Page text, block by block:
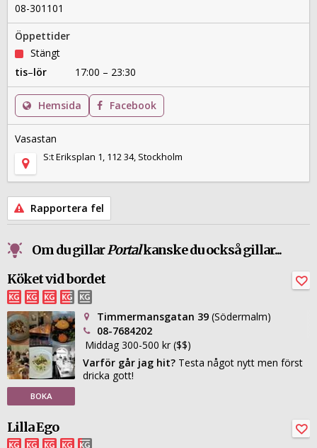
08-301101
Öppettider
Stängt
tis–lör 17:00 – 23:30
Hemsida Facebook
Vasastan
S:t Eriksplan 1, 112 34, Stockholm
Rapportera fel
Om du gillarPortalkanske du också gillar...
Köket vid bordet
BOKA
Timmermansgatan 39 (Södermalm)
08-7684202
Middag 300-500 kr ($$)
Varför går jag hit? Testa något nytt men först
dricka gott!
Lilla Ego